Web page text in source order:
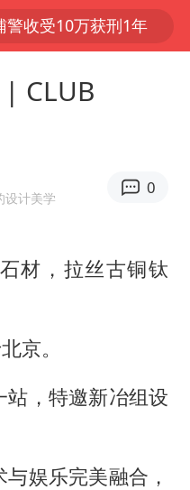
警收受10万获刑1年
秘密设立古巴工作组
宇树科技王兴兴身家有望超200亿元
豚影响中国已成定局
领导干部带头休假
CLUB
设计美学
0
材，拉丝古铜钛
京。
，特邀新冶组设
娱乐完美融合，